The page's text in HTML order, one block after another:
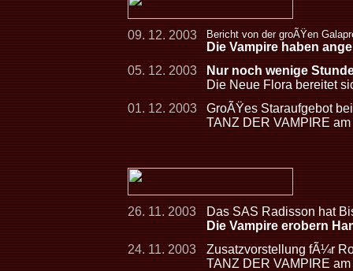
09. 12. 2003 Bericht von der groÃŸen
Die Vampire haben
05. 12. 2003
Nur noch wenige
Die Neue Flora bereitet
01. 12. 2003
GroÃŸes Staraufgebot
TANZ DER VAMPIRE
26. 11. 2003
Das SAS Radisson hat
Die Vampire erobern
24. 11. 2003
Zusatzvorstellung fÃ¼r
TANZ DER VAMPIRE